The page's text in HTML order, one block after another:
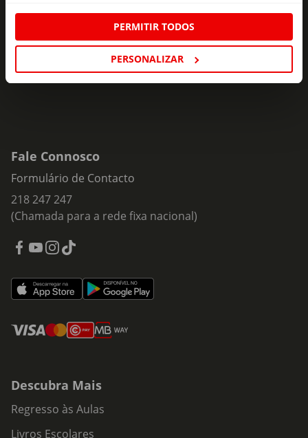
PERMITIR TODOS
PERSONALIZAR
mail
Subscrever
Fale Connosco
Formulário de Contacto
218 247 247
(Chamada para a rede fixa nacional)
Descubra Mais
Regresso às Aulas
Livros Escolares